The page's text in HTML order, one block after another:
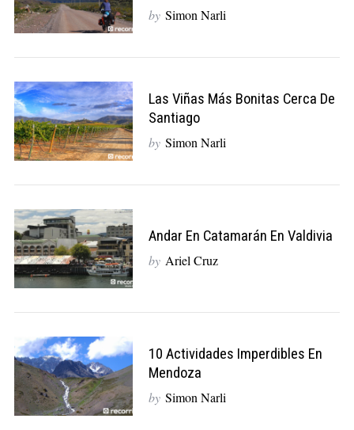
by Simon Narli
Las Viñas Más Bonitas Cerca De
Santiago
by Simon Narli
Andar En Catamarán En Valdivia
by Ariel Cruz
10 Actividades Imperdibles En
Mendoza
by Simon Narli